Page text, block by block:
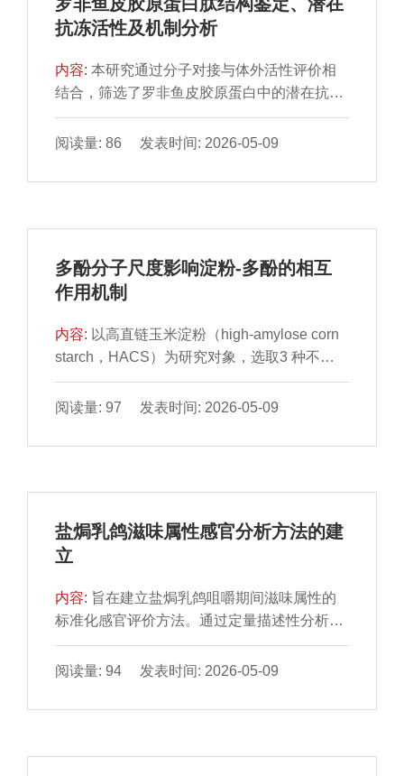
氢-3,5-二羟基-6-甲基-4H-吡喃-4-酮（2,3-
dihydro-3,5-dihydroxy-6-methyl-4H-pyran-4-
测，并基于品质变化与工艺关联性建立模型进
行最佳参数预测。结果发现：炆制过程中，黄
精的颜色和质地在深炆前后发生显著变化，颜
色由黄白转为黑褐色，质地变软且有黏性，且
含量是引起其色泽和质构变化的主要物质基
础。通过建立产品品质与关键工艺参数的预测
模型，进行最佳工艺的预测，为黄精炆制的标
准化工艺建立提供理论与技术支撑。
抗冻活性及机制分析
内容:本研究通过分子对接与体外活性评价相
结合，筛选了罗非鱼皮胶原蛋白中的潜在抗冻
肽，并探讨其与冰晶的相互作用机制。研究从
386 条胶原蛋白肽中筛选出3 条具有抗冻活性
LSGPTGEAGRE和GGRGPEGPAGAR，分别
过冻融循环处理后，这3 条肽段对过氧化氢酶
57.0%、66.7%和52.3%，显著高于空白组的
32%。分子对接分析表明，这些抗冻肽主要通
面。本研究为罗非鱼加工废弃物开发抗冻肽提
供了可行的途径，也为商品化抗冻剂的研发开
辟了新思路。
阅读量: 86 发表时间: 2026-05-09
多酚分子尺度影响淀粉-多酚的相互
作用机制
内容: 以高直链玉米淀粉（high-amylose corn
starch，HACS）为研究对象，选取3 种不同
尺度的多酚——2,7-二羟基萘（2,7-
dihydroxynaphthalene，DHN）、表没食子儿
儿茶素没食子酸酯（epigallocatechin
互作用。核磁共振氢谱结果显示，DHN因被包
0.1，而EGC/EGCG则因氢键作用导致羟基信
号向低场位移约δ 0.1。这可能是因为DHN分
包合物所致。分子动力学模拟结果表明，从
DHN到EGCG，多酚分子尺度的增大使其与淀
粉的结合能绝对值由33.97 kJ/mol显著增加至
129.87 kJ/mol，这是因为EGCG分子尺寸较
阅读量: 97 发表时间: 2026-05-09
盐焗乳鸽滋味属性感官分析方法的建
立
内容: 旨在建立盐焗乳鸽咀嚼期间滋味属性的
标准化感官评价方法。通过定量描述性分析，
明确盐焗乳鸽的滋味特征描述词
是“咸”“鲜”“甜”“厚”“脂肪味”与“油腻味”。正交试
钠（0.6 g/L）、5’-呈味核苷酸二钠（0.4 g/L）
℃为最佳样品评价温度。应用该感官评价法分
阅读量: 94 发表时间: 2026-05-09